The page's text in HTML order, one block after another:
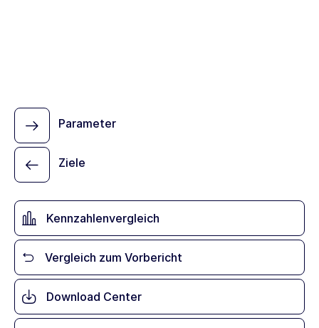
Kennzahlenvergleich
Vergleich zum Vorbericht
Download Center
Ziele
Parameter